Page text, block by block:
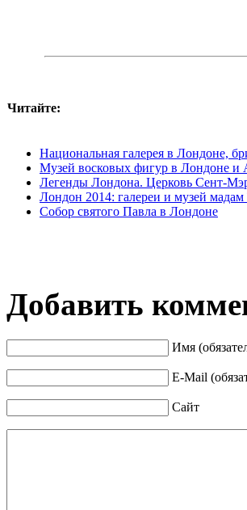
Читайте:
Национальная галерея в Лондоне,
Музей восковых фигур в Лондоне и
Легенды Лондона. Церковь Сент-
Лондон 2014: галереи и музей
Собор святого Павла в Лондоне
Добавить
Имя
E-Mail
Сайт